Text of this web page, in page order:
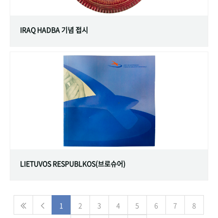
IRAQ HADBA 기념 접시
LIETUVOS RESPUBLKOS(브로슈어)
1 2 3 4 5 6 7 8